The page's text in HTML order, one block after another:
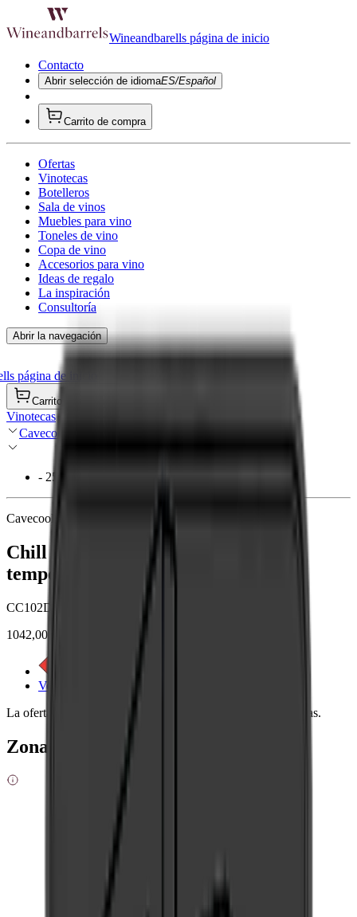
Wineandbarells página de inicio
Contacto
Abrir selección de idiomaES/Español
Carrito de compra
Ofertas
Vinotecas
Botelleros
Sala de vinos
Muebles para vino
Toneles de vino
Copa de vino
Accesorios para vino
Ideas de regalo
La inspiración
Consultoría
Abrir la navegación
página de inicio
Carrito de compra
Vinotecas
Cavecool
- 25%
Cavecool
Chill Sapphire - 102 botellas - 2
temperatura - Negro
CC102DB-1
1042,00 €
Ver detalles del producto
La oferta es válida hasta 29/08/2026 o hasta agotar existencias.
Zonas de enfriamiento